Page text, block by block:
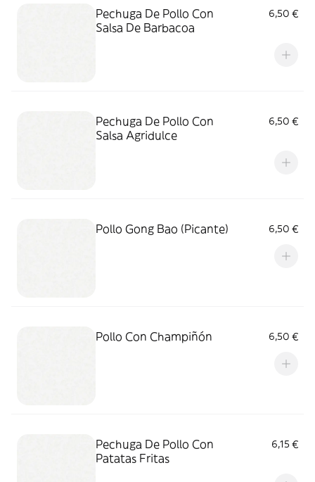
Pechuga De Pollo Con
Salsa De Barbacoa
6,50 €
Pechuga De Pollo Con
Salsa Agridulce
6,50 €
Pollo Gong Bao (Picante) 6,50 €
Pollo Con Champiñón 6,50 €
Pechuga De Pollo Con
Patatas Fritas
6,15 €